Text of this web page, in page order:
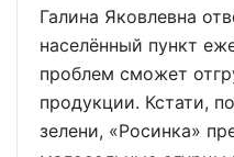
Галина Яковлевна
населённый пункт
проблем сможет
продукции. Кстати,
зелени, «Росинка»